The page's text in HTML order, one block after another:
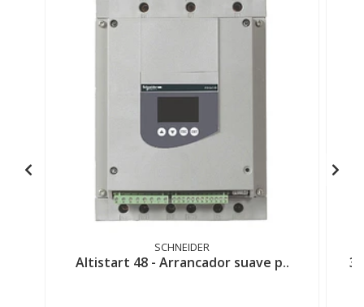
SCHNEIDER
Altistart 48 - Arrancador suave p..